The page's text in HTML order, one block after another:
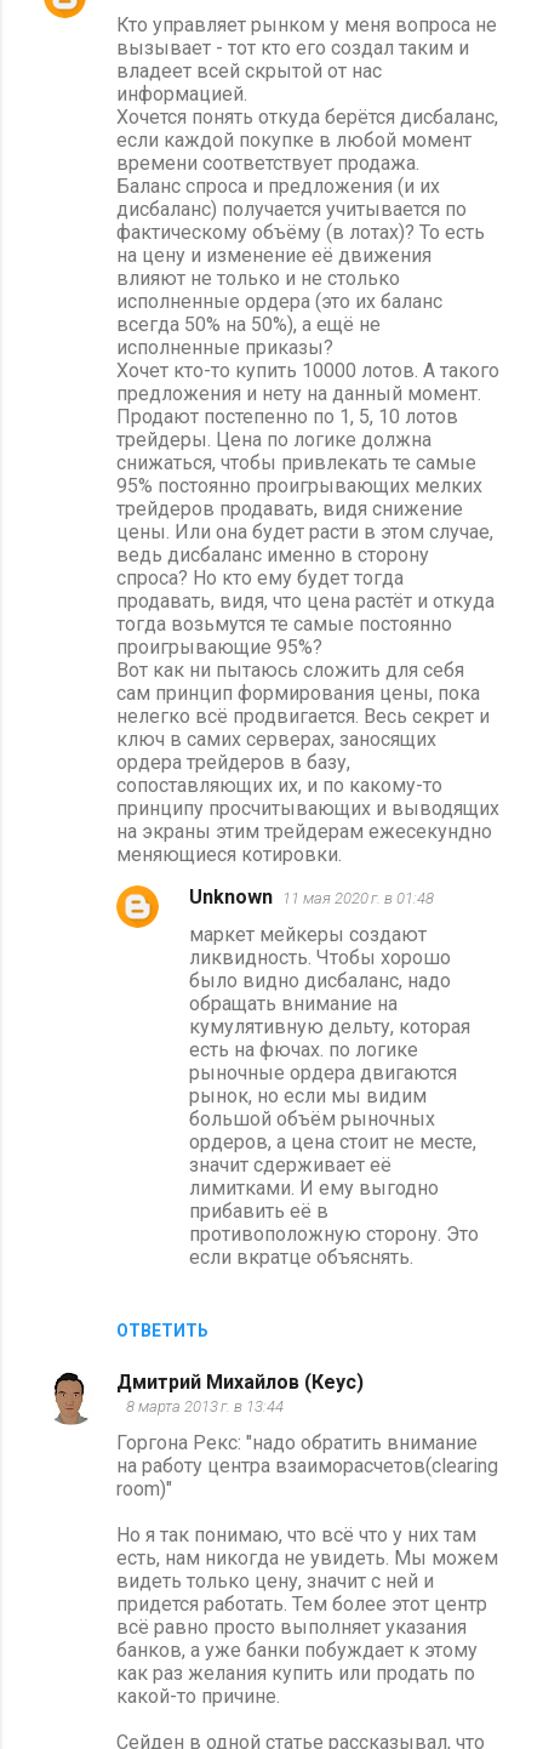
Кто управляет рынком у меня вопроса не
вызывает - тот кто его создал таким и
владеет всей скрытой от нас
информацией.
Хочется понять откуда берётся дисбаланс,
если каждой покупке в любой момент
времени соответствует продажа.
Баланс спроса и предложения (и их
дисбаланс) получается учитывается по
фактическому объёму (в лотах)? То есть
на цену и изменение её движения
влияют не только и не столько
исполненные ордера (это их баланс
всегда 50% на 50%), а ещё не
исполненные приказы?
Хочет кто-то купить 10000 лотов. А такого
предложения и нету на данный момент.
Продают постепенно по 1, 5, 10 лотов
трейдеры. Цена по логике должна
снижаться, чтобы привлекать те самые
95% постоянно проигрывающих мелких
трейдеров продавать, видя снижение
цены. Или она будет расти в этом случае,
ведь дисбаланс именно в сторону
спроса? Но кто ему будет тогда
продавать, видя, что цена растёт и откуда
тогда возьмутся те самые постоянно
проигрывающие 95%?
Вот как ни пытаюсь сложить для себя
сам принцип формирования цены, пока
нелегко всё продвигается. Весь секрет и
ключ в самих серверах, заносящих
ордера трейдеров в базу,
сопоставляющих их, и по какому-то
принципу просчитывающих и выводящих
на экраны этим трейдерам ежесекундно
меняющиеся котировки.
ОТВЕТИТЬ
Unknown 11 мая 2020 г. в 01:48
маркет мейкеры создают
ликвидность. Чтобы хорошо
было видно дисбаланс, надо
обращать внимание на
кумулятивную дельту, которая
есть на фючах. по логике
рыночные ордера двигаются
рынок, но если мы видим
большой объём рыночных
ордеров, а цена стоит не месте,
значит сдерживает её
лимитками. И ему выгодно
прибавить её в
противоположную сторону. Это
если вкратце объяснять.
Дмитрий Михайлов (Кеус)
8 марта 2013 г. в 13:44
Горгона Рекс: "надо обратить внимание
на работу центра взаиморасчетов(clearing
room)"
Но я так понимаю, что всё что у них там
есть, нам никогда не увидеть. Мы можем
видеть только цену, значит с ней и
придется работать. Тем более этот центр
всё равно просто выполняет указания
банков, а уже банки побуждает к этому
как раз желания купить или продать по
какой-то причине.
Сейден в одной статье рассказывал, что